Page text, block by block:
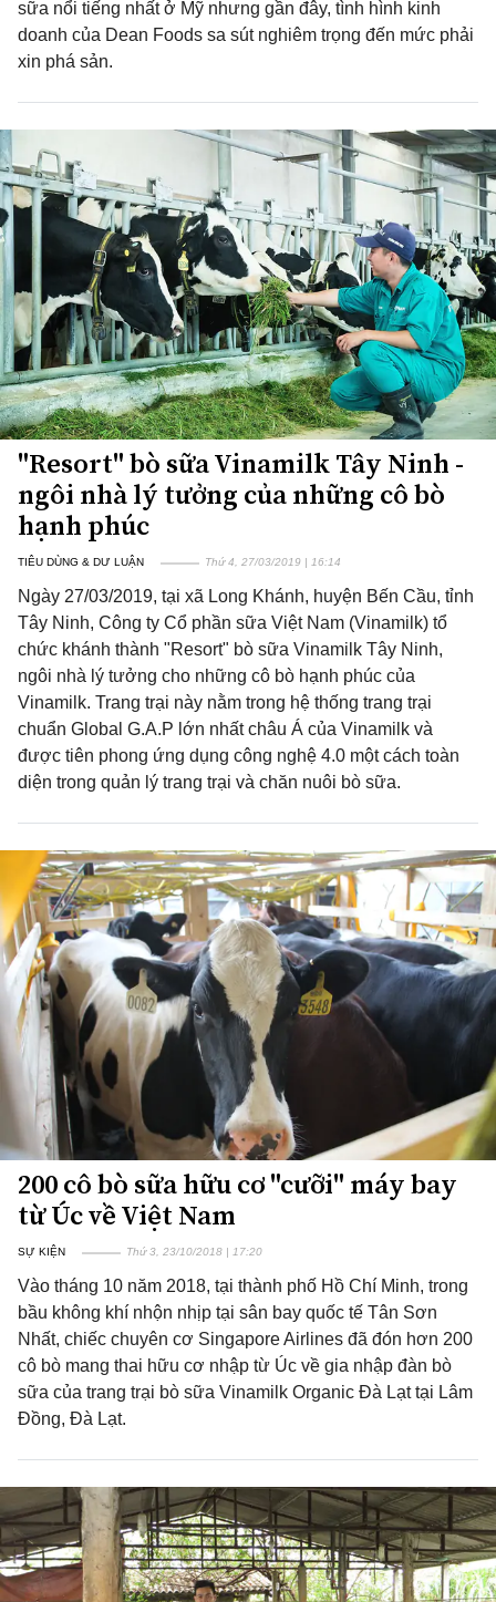
sữa nổi tiếng nhất ở Mỹ nhưng gần đây, tình hình kinh
doanh của Dean Foods sa sút nghiêm trọng đến mức phải
xin phá sản.
"Resort" bò sữa Vinamilk Tây Ninh -
ngôi nhà lý tưởng của những cô bò
hạnh phúc
TIÊU DÙNG & DƯ LUẬN Thứ 4, 27/03/2019 | 16:14
Ngày 27/03/2019, tại xã Long Khánh, huyện Bến Cầu, tỉnh
Tây Ninh, Công ty Cổ phần sữa Việt Nam (Vinamilk) tổ
chức khánh thành "Resort" bò sữa Vinamilk Tây Ninh,
ngôi nhà lý tưởng cho những cô bò hạnh phúc của
Vinamilk. Trang trại này nằm trong hệ thống trang trại
chuẩn Global G.A.P lớn nhất châu Á của Vinamilk và
được tiên phong ứng dụng công nghệ 4.0 một cách toàn
diện trong quản lý trang trại và chăn nuôi bò sữa.
200 cô bò sữa hữu cơ "cưỡi" máy bay
từ Úc về Việt Nam
SỰ KIỆN Thứ 3, 23/10/2018 | 17:20
Vào tháng 10 năm 2018, tại thành phố Hồ Chí Minh, trong
bầu không khí nhộn nhịp tại sân bay quốc tế Tân Sơn
Nhất, chiếc chuyên cơ Singapore Airlines đã đón hơn 200
cô bò mang thai hữu cơ nhập từ Úc về gia nhập đàn bò
sữa của trang trại bò sữa Vinamilk Organic Đà Lạt tại Lâm
Đồng, Đà Lạt.